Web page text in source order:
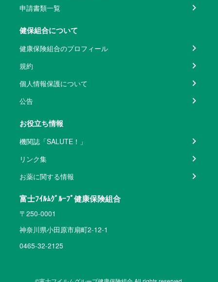
申請書類一覧
健保組合について
健康保険組合のプロフィール
規約
個人情報保護について
公告
お役立ち情報
機関誌「SALUTE！」
リンク集
お薬に関する情報
富士ﾌｲﾙﾑｸﾞﾙｰﾌﾟ健康保険組合
〒250-0001
神奈川県小田原市扇町2-12-1
0465-32-2125